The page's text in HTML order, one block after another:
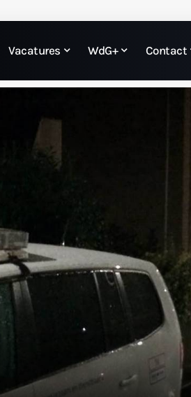
Vacatures WdG+ Contact